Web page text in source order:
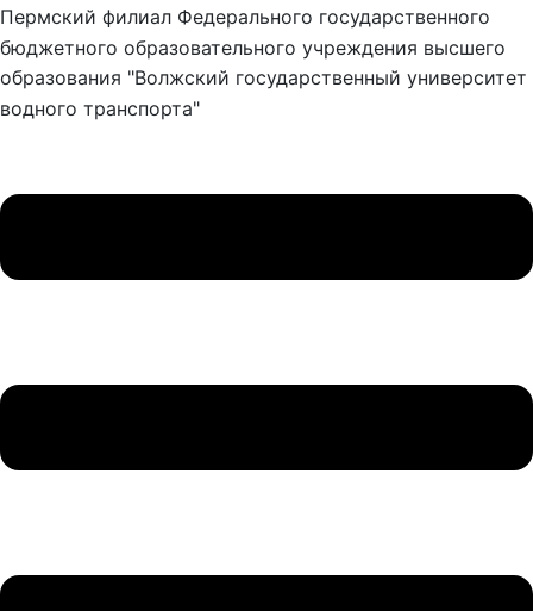
Пермский филиал Федерального государственного
бюджетного образовательного учреждения высшего
образования "Волжский государственный университет
водного транспорта"